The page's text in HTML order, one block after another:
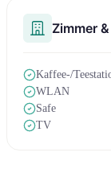
Zimmer
Kaffee-/
WLAN
Safe
TV